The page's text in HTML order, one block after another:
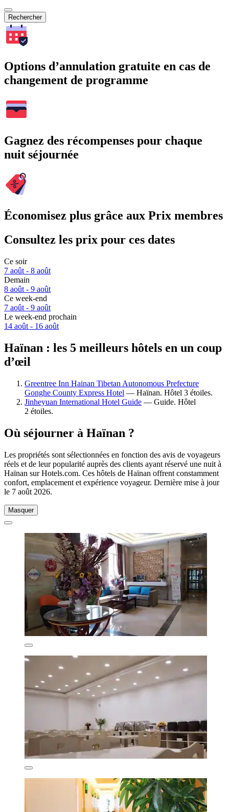
Rechercher
Options d’annulation gratuite en cas de
changement de programme
Gagnez des récompenses pour chaque
nuit séjournée
Économisez plus grâce aux Prix membres
Consultez les prix pour ces dates
Ce soir
7 août - 8 août
Demain
8 août - 9 août
Ce week-end
7 août - 9 août
Le week-end prochain
14 août - 16 août
Haïnan : les 5 meilleurs hôtels en un coup
d’œil
Greentree Inn Hainan Tibetan Autonomous Prefecture
Gonghe County Express Hotel — Haïnan. Hôtel 3 étoiles.
Jinheyuan International Hotel Guide — Guide. Hôtel
2 étoiles.
Où séjourner à Haïnan ?
Les propriétés sont sélectionnées en fonction des avis de voyageurs
réels et de leur popularité auprès des clients ayant réservé une nuit à
Haïnan sur Hotels.com. Ces hôtels de Haïnan offrent constamment
confort, emplacement et expérience voyageur. Dernière mise à jour
le 7 août 2026.
Masquer